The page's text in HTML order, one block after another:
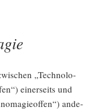
„Tech­no­lo­
einer­seits und
ande­